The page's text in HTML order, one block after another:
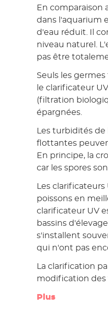
En comparaison
dans l'aquarium
d'eau réduit. Il
niveau naturel.
pas être
Seuls les
le clarificateur
(filtration
épargnées.
Les turbidités
flottantes
En principe, la
car les spores
Les
poissons en
clarificateur UV
bassins
s'installent
qui n'ont pas
La clarification
modification des
Plus